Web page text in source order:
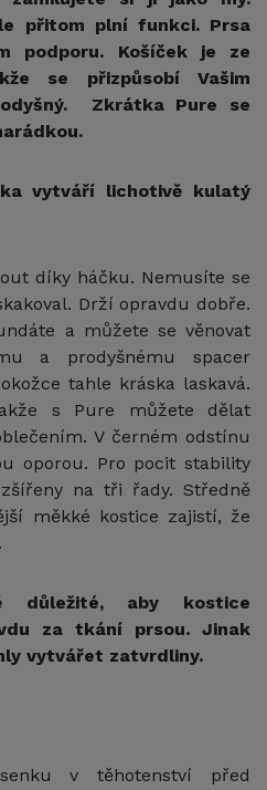
přitom plní funkci. Prsa
podporu. Košíček je ze
se přizpůsobí Vašim
Zkrátka Pure se
vytváří lichotivě kulatý
díky háčku. Nemusíte se
Drží opravdu dobře.
a můžete se věnovat
a prodyšnému spacer
tahle kráska laskavá.
s Pure můžete dělat
V černém odstínu
oporou. Pro pocit stability
na tři řady. Středně
měkké kostice zajistí, že
důležité, aby kostice
za tkání prsou. Jinak
vytvářet zatvrdliny.
v těhotenství před